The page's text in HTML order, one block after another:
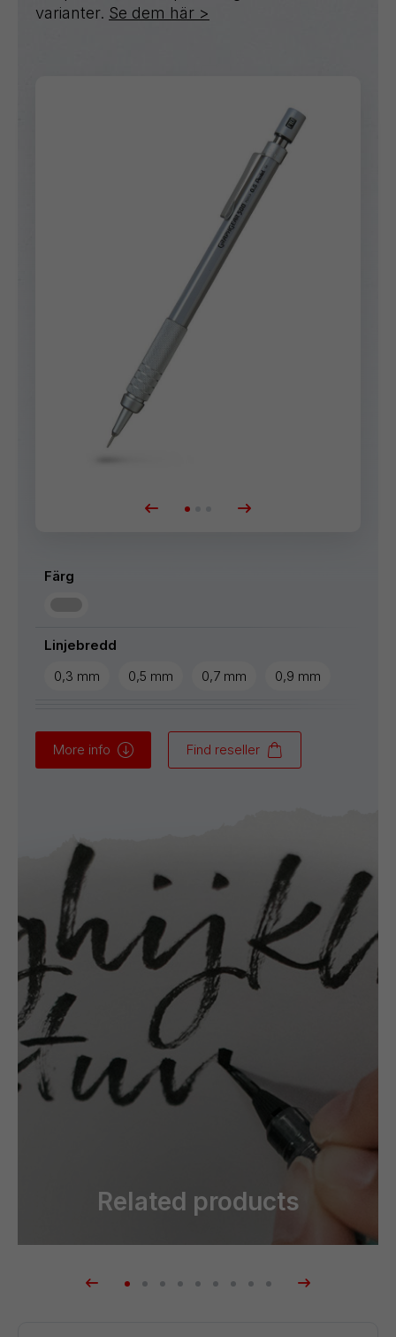
varianter. Se dem här >
Färg
Linjebredd
0,3 mm
0,5 mm 0,7 mm 0,9 mm
More info Find reseller
Related products